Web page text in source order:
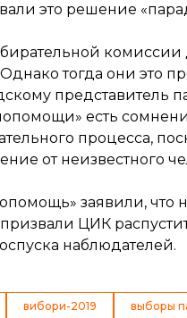
это решение
комиссии
тогда они это
представитель
есть
процесса,
от неизвестного
заявили, что
призвали ЦИК
наблюдателей.
вибори-2019 выборы